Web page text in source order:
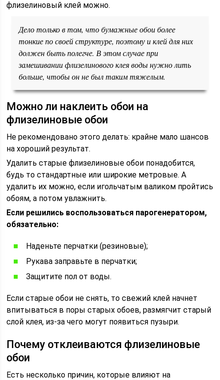
флизелиновый клей можно.
Дело только в том, что бумажные обои более
тонкие по своей структуре, поэтому и клей для них
должен быть полегче. В этом случае при
замешивании флизелинового клея воды нужно лить
больше, чтобы он не был таким тяжелым.
Можно ли наклеить обои на
флизелиновые обои
Не рекомендовано этого делать: крайне мало шансов
на хороший результат.
Удалить старые флизелиновые обои понадобится,
будь то стандартные или широкие метровые. А
удалить их можно, если игольчатым валиком пройтись
обоям, а потом увлажнить.
Если решились воспользоваться парогенератором,
обязательно:
Наденьте перчатки (резиновые);
Рукава заправьте в перчатки;
Защитите пол от воды.
Если старые обои не снять, то свежий клей начнет
впитываться в поры старых обоев, размягчит старый
слой клея, из-за чего могут появиться пузыри.
Почему отклеиваются флизелиновые
обои
Есть несколько причин, которые влияют на